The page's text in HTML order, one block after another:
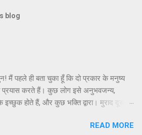
blog
मैं पहले ही बता चुका हूँ कि दो प्रकार के मनुष्य
प्रयास करते हैं। कुछ लोग इसे अनुभवजन्य,
इच्छुक होते हैं, और कुछ भक्ति द्वारा। मुराद दूसरे
में भगवान इसे और भी स्पष्ट रूप से समझाते हैं।
READ MORE